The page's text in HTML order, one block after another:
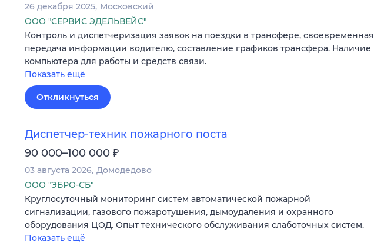
26 декабря 2025 Московский
ООО "СЕРВИС ЭДЕЛЬВЕЙС"
Контроль и диспетчеризация заявок на поездки в трансфере, своевременная
передача информации водителю, составление графиков трансфера. Наличие
компьютера для работы и средств связи.
Показать ещё
Откликнуться
Диспетчер-техник пожарного поста
90 000–100 000 ₽
03 августа 2026 Домодедово
ООО "ЭБРО-СБ"
Круглосуточный мониторинг систем автоматической пожарной
сигнализации, газового пожаротушения, дымоудаления и охранного
оборудования ЦОД. Опыт технического обслуживания слаботочных систем.
Показать ещё